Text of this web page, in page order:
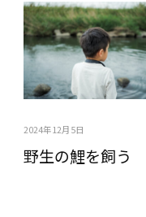
2024年12月5日
野生の鯉を飼う